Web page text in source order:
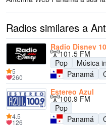
Radios similares a
Radio Disney
101.5 FM
Pop
Música
Panamá
5
260
Estereo Azul
100.9 FM
Pop
Panamá
4.5
126